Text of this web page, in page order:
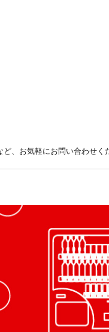
、お気軽にお問い合わせく